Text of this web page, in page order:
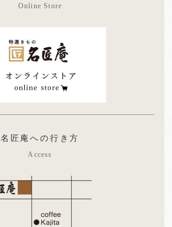
Online Store
名匠庵への行き方
Access